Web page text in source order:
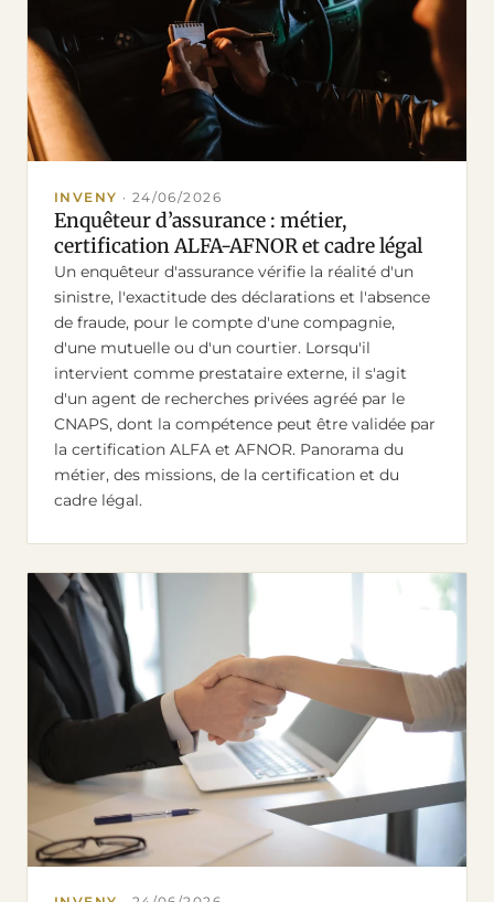
INVENY · 24/06/2026
Enquêteur d’assurance : métier,
certification ALFA-AFNOR et cadre légal
Un enquêteur d'assurance vérifie la réalité d'un
sinistre, l'exactitude des déclarations et l'absence
de fraude, pour le compte d'une compagnie,
d'une mutuelle ou d'un courtier. Lorsqu'il
intervient comme prestataire externe, il s'agit
d'un agent de recherches privées agréé par le
CNAPS, dont la compétence peut être validée par
la certification ALFA et AFNOR. Panorama du
métier, des missions, de la certification et du
cadre légal.